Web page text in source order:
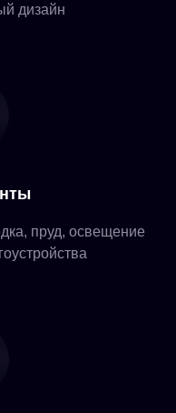
дизайн
пруд, освещение